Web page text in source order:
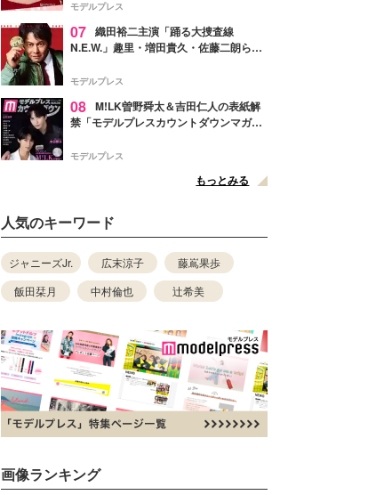
ぎ」「成長を感じる」の声
モデルプレス
07 織田裕二主演「踊る大捜査線
N.E.W.」趣里・増田貴久・佐藤二朗ら新
徴する“謎のキーワード”も
モデルプレス
08 M!LK曽野舜太＆吉田仁人の表紙解
禁「モデルプレスカウントダウンマガジ
モデルプレス
もっとみる
人気のキーワード
ジャニーズJr. 広末涼子
藤嶌果歩
飯田栞月
中村倫也 辻希美
画像ランキング